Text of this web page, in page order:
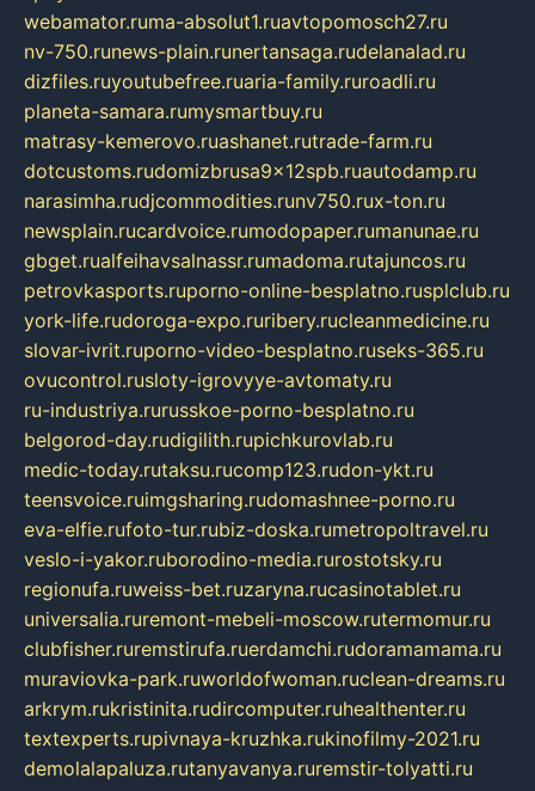
webamator.ruma-absolut1.ruavtopomosch27.ru
nv-750.runews-plain.runertansaga.rudelanalad.ru
dizfiles.ruyoutubefree.ruaria-family.ruroadli.ru
planeta-samara.rumysmartbuy.ru
matrasy-kemerovo.ruashanet.rutrade-farm.ru
dotcustoms.rudomizbrusa9x12spb.ruautodamp.ru
narasimha.rudjcommodities.runv750.rux-ton.ru
newsplain.rucardvoice.rumodopaper.rumanunae.ru
gbget.rualfeihavsalnassr.rumadoma.rutajuncos.ru
petrovkasports.ruporno-online-besplatno.rusplclub.ru
york-life.rudoroga-expo.ruribery.rucleanmedicine.ru
slovar-ivrit.ruporno-video-besplatno.ruseks-365.ru
ovucontrol.rusloty-igrovyye-avtomaty.ru
ru-industriya.rurusskoe-porno-besplatno.ru
belgorod-day.rudigilith.rupichkurovlab.ru
medic-today.rutaksu.rucomp123.rudon-ykt.ru
teensvoice.ruimgsharing.rudomashnee-porno.ru
eva-elfie.rufoto-tur.rubiz-doska.rumetropoltravel.ru
veslo-i-yakor.ruborodino-media.rurostotsky.ru
regionufa.ruweiss-bet.ruzaryna.rucasinotablet.ru
universalia.ruremont-mebeli-moscow.rutermomur.ru
clubfisher.ruremstirufa.ruerdamchi.rudoramamama.ru
muraviovka-park.ruworldofwoman.ruclean-dreams.ru
arkrym.rukristinita.rudircomputer.ruhealthenter.ru
textexperts.rupivnaya-kruzhka.rukinofilmy-2021.ru
demolalapaluza.rutanyavanya.ruremstir-tolyatti.ru